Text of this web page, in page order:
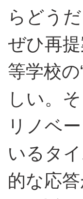
らどう
ぜひ再
等学校
しい。
リノベ
いるタ
的な応